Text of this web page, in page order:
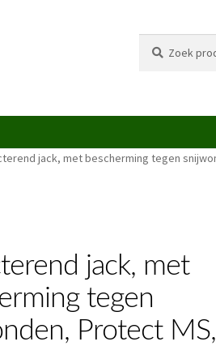
naar:
jack, met bescherming tegen
jack, met
tegen
Protect